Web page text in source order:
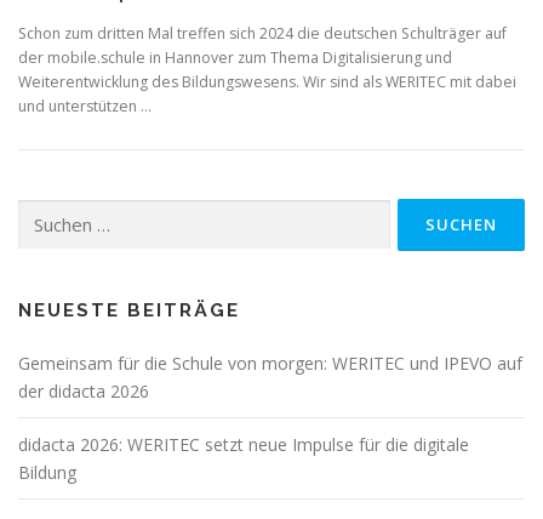
Schon zum dritten Mal treffen sich 2024 die deutschen Schulträger auf
der mobile.schule in Hannover zum Thema Digitalisierung und
Weiterentwicklung des Bildungswesens. Wir sind als WERITEC mit dabei
und unterstützen …
nach:
NEUESTE BEITRÄGE
Gemeinsam für die Schule von morgen: WERITEC und IPEVO auf
der didacta 2026
didacta 2026: WERITEC setzt neue Impulse für die digitale
Bildung